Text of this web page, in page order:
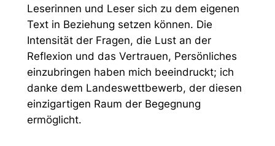
Leserinnen und Leser sich zu dem eigenen
Text in Beziehung setzen können. Die
Intensität der Fragen, die Lust an der
Reflexion und das Vertrauen, Persönliches
einzubringen haben mich beeindruckt; ich
danke dem Landeswettbewerb, der diesen
einzigartigen Raum der Begegnung
ermöglicht.